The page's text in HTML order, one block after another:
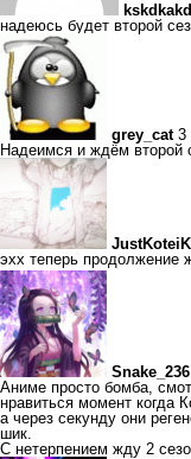
kskdkakd
надеюсь будет второй
grey_cat 3
Надеимся и ждём второй
эхх теперь продолжение
Snake_236
Аниме просто бомба,
нравиться момент когда
а через секунду они
шик.
С нетерпением жду 2